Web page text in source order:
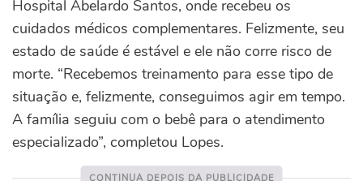
Hospital Abelardo Santos, onde recebeu os
cuidados médicos complementares. Felizmente, seu
estado de saúde é estável e ele não corre risco de
morte. “Recebemos treinamento para esse tipo de
situação e, felizmente, conseguimos agir em tempo.
A família seguiu com o bebê para o atendimento
especializado”, completou Lopes.